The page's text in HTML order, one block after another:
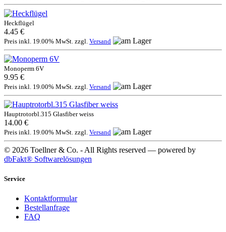
Heckflügel
4.45 €
Preis inkl. 19.00% MwSt. zzgl. Versand
Monoperm 6V
9.95 €
Preis inkl. 19.00% MwSt. zzgl. Versand
Hauptrotorbl.315 Glasfiber weiss
14.00 €
Preis inkl. 19.00% MwSt. zzgl. Versand
© 2026 Toellner & Co. - All Rights reserved — powered by
dbFakt® Softwarelösungen
Service
Kontaktformular
Bestellanfrage
FAQ